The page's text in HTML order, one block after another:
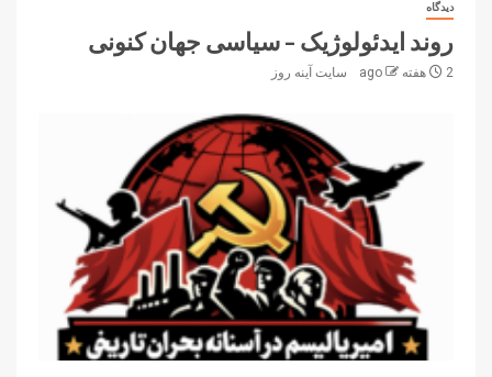
دیدگاه
روند ایدئولوژیک – سیاسی جهان کنونی
2 هفته ago سایت آینه‌ روز